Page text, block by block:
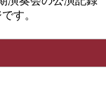
す。